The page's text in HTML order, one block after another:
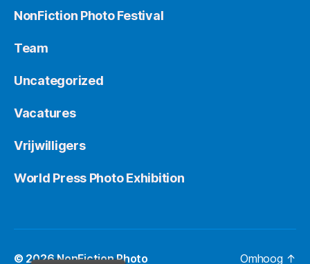
NonFiction Photo Festival
Team
Uncategorized
Vacatures
Vrijwilligers
World Press Photo Exhibition
© 2026NonFiction Photo Omhoog ↑